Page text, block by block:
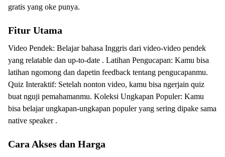
gratis yang oke punya.
Fitur Utama
Video Pendek: Belajar bahasa Inggris dari video-video pendek
yang relatable dan up-to-date . Latihan Pengucapan: Kamu bisa
latihan ngomong dan dapetin feedback tentang pengucapanmu.
Quiz Interaktif: Setelah nonton video, kamu bisa ngerjain quiz
buat nguji pemahamanmu. Koleksi Ungkapan Populer: Kamu
bisa belajar ungkapan-ungkapan populer yang sering dipake sama
native speaker .
Cara Akses dan Harga